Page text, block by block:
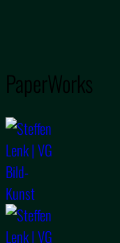
PaperWorks